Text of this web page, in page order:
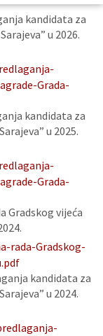
kandidata za
u 2026.
Grada-
kandidata za
u 2025.
Grada-
Gradskog vijeća
rada-Gradskog-
kandidata za
u 2024.